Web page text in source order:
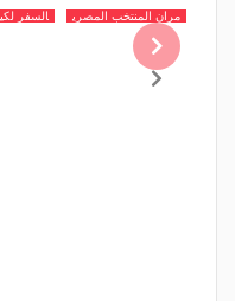
مران المنتخب المصري السفر